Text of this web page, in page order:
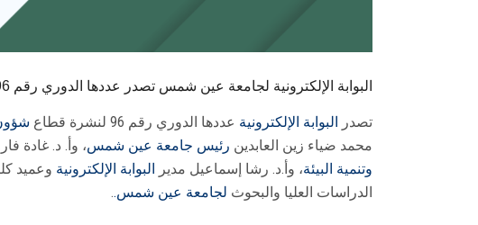
البوابة الإلكترونية لجامعة عين شمس تصدر عددها الدوري رقم 96 لنشرة قطاع شؤون خدمة المجتمع وتنمية البيئة
تصدر البوابة الإلكترونية عددها الدوري رقم 96 لنشرة قطاع
محمد ضياء زين العابدين رئيس جامعة عين شمس، وأ. د. غادة
وتنمية البيئة، وأ.د. رشا إسماعيل مدير البوابة الإلكترونية وعميد
الدراسات العليا والبحوث لجامعة عين شمس..